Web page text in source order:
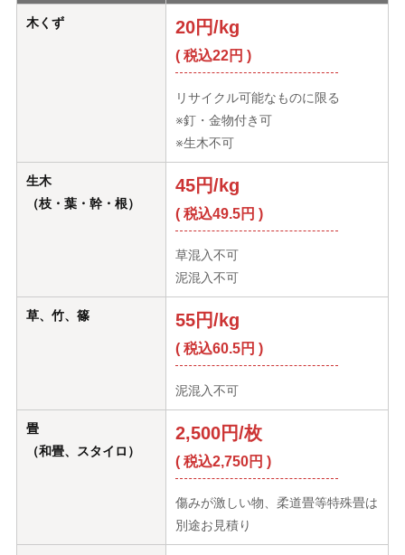
木くず 20円/kg
( 税込22円 )
リサイクル可能なものに限る
※釘・金物付き可
※生木不可
生木
（枝・葉・幹・根）
45円/kg
( 税込49.5円 )
草混入不可
泥混入不可
草、竹、篠 55円/kg
( 税込60.5円 )
泥混入不可
畳
（和畳、スタイロ）
2,500円/枚
( 税込2,750円 )
傷みが激しい物、柔道畳等特殊畳は
別途お見積り